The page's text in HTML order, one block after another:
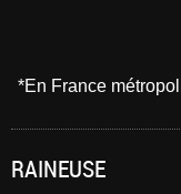
*En France
RAINEUSE